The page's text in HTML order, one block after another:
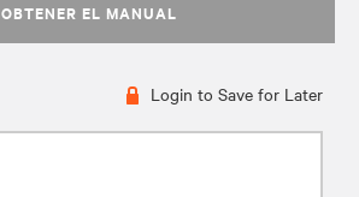
OBTENER EL MANUAL
Login to Save for Later